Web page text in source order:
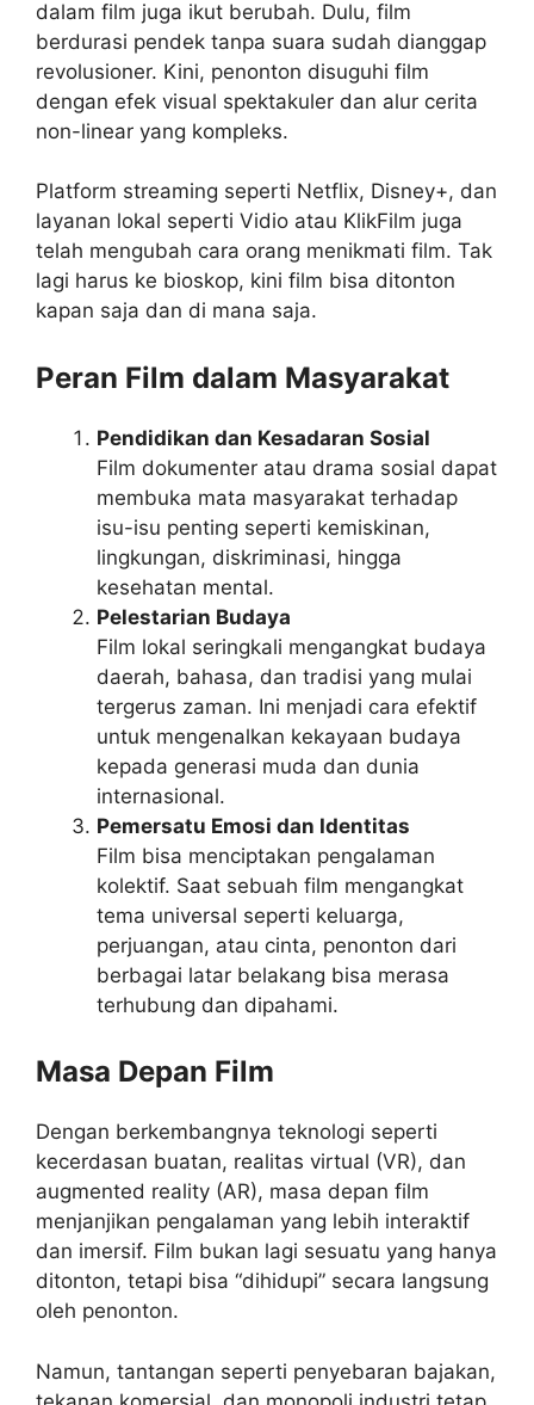
dalam film juga ikut berubah. Dulu, film
berdurasi pendek tanpa suara sudah dianggap
revolusioner. Kini, penonton disuguhi film
dengan efek visual spektakuler dan alur cerita
non-linear yang kompleks.
Platform streaming seperti Netflix, Disney+, dan
layanan lokal seperti Vidio atau KlikFilm juga
telah mengubah cara orang menikmati film. Tak
lagi harus ke bioskop, kini film bisa ditonton
kapan saja dan di mana saja.
Peran Film dalam Masyarakat
Pendidikan dan Kesadaran Sosial
Film dokumenter atau drama sosial dapat
membuka mata masyarakat terhadap
isu-isu penting seperti kemiskinan,
lingkungan, diskriminasi, hingga
kesehatan mental.
Pelestarian Budaya
Film lokal seringkali mengangkat budaya
daerah, bahasa, dan tradisi yang mulai
tergerus zaman. Ini menjadi cara efektif
untuk mengenalkan kekayaan budaya
kepada generasi muda dan dunia
internasional.
Pemersatu Emosi dan Identitas
Film bisa menciptakan pengalaman
kolektif. Saat sebuah film mengangkat
tema universal seperti keluarga,
perjuangan, atau cinta, penonton dari
berbagai latar belakang bisa merasa
terhubung dan dipahami.
Masa Depan Film
Dengan berkembangnya teknologi seperti
kecerdasan buatan, realitas virtual (VR), dan
augmented reality (AR), masa depan film
menjanjikan pengalaman yang lebih interaktif
dan imersif. Film bukan lagi sesuatu yang hanya
ditonton, tetapi bisa “dihidupi” secara langsung
oleh penonton.
Namun, tantangan seperti penyebaran bajakan,